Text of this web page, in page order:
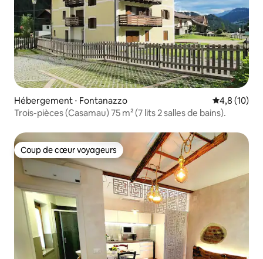
Hébergement ⋅ Fontanazzo Évaluation
4,8 (10)
Trois-pièces (Casamau) 75 m² (7 lits 2 salles de bains).
Coup de cœur voyageurs
Coup de cœur voyageurs